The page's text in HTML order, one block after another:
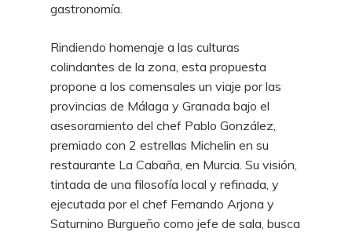
gastronomía.
Rindiendo homenaje a las culturas
colindantes de la zona, esta propuesta
propone a los comensales un viaje por las
provincias de Málaga y Granada bajo el
asesoramiento del chef Pablo González,
premiado con 2 estrellas Michelin en su
restaurante La Cabaña, en Murcia. Su visión,
tintada de una filosofía local y refinada, y
ejecutada por el chef Fernando Arjona y
Saturnino Burgueño como jefe de sala, busca